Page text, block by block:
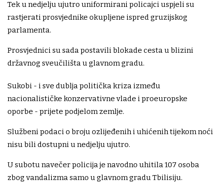
Tek u nedjelju ujutro uniformirani policajci uspjeli su
rastjerati prosvjednike okupljene ispred gruzijskog
parlamenta.
Prosvjednici su sada postavili blokade cesta u blizini
državnog sveučilišta u glavnom gradu.
Sukobi - i sve dublja politička kriza između
nacionalističke konzervativne vlade i proeuropske
oporbe - prijete podjelom zemlje.
Službeni podaci o broju ozlijeđenih i uhićenih tijekom noći
nisu bili dostupni u nedjelju ujutro.
U subotu navečer policija je navodno uhitila 107 osoba
zbog vandalizma samo u glavnom gradu Tbilisiju.